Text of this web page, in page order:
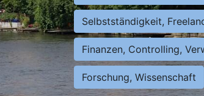
Selbstständigkeit,
Finanzen, Controlling,
Forschung, Wissenschaft